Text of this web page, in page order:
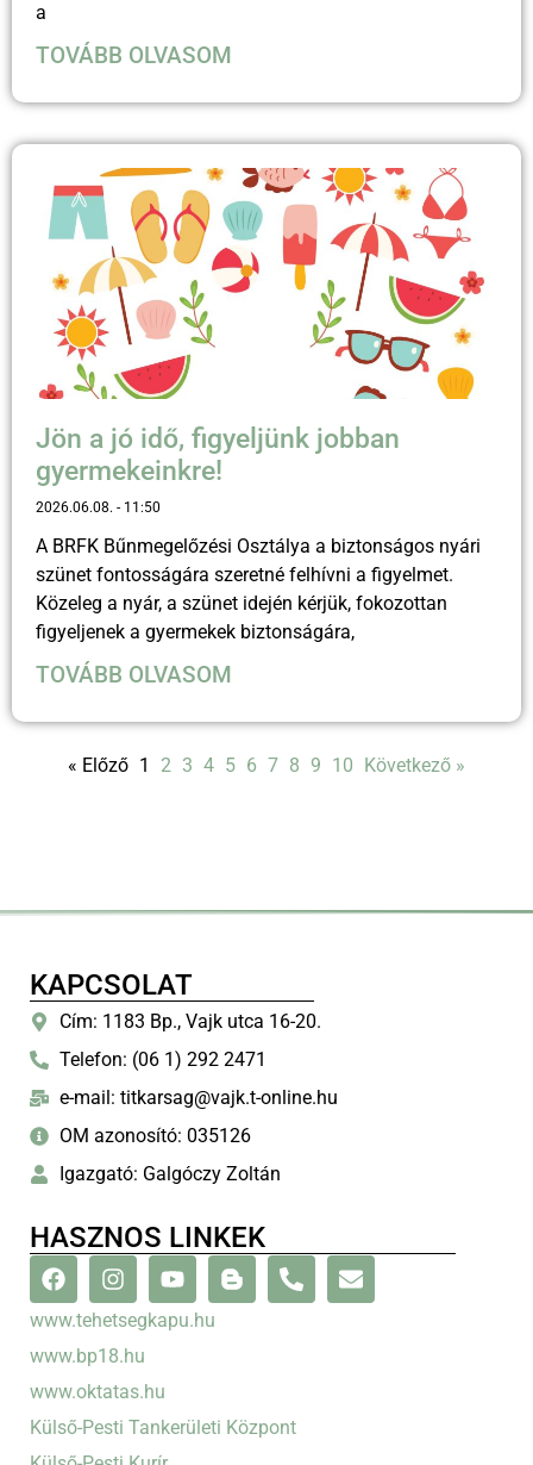
a
TOVÁBB OLVASOM
Jön a jó idő, figyeljünk jobban
gyermekeinkre!
2026.06.08. 11:50
A BRFK Bűnmegelőzési Osztálya a biztonságos nyári
szünet fontosságára szeretné felhívni a figyelmet.
Közeleg a nyár, a szünet idején kérjük, fokozottan
figyeljenek a gyermekek biztonságára,
TOVÁBB OLVASOM
« Előző 1 2 3 4 5 6 7 8 9 10 Következő »
KAPCSOLAT
Cím: 1183 Bp., Vajk utca 16-20.
Telefon: (06 1) 292 2471
e-mail: titkarsag@vajk.t-online.hu
OM azonosító: 035126
Igazgató: Galgóczy Zoltán
HASZNOS LINKEK
www.tehetsegkapu.hu
www.bp18.hu
www.oktatas.hu
Külső-Pesti Tankerületi Központ